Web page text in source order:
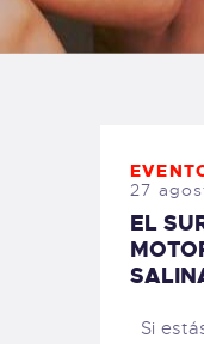
TIENDA
WEBCAM
27
EL
Si